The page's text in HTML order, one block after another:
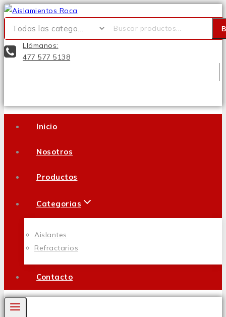
Llámanos:
477 577 5138
Inicio
Nosotros
Productos
Categorias
Aislantes
Refractarios
Contacto